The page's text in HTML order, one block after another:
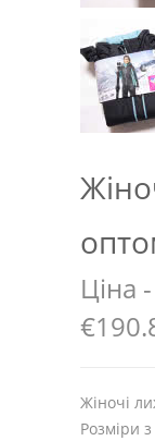
Ціна -
Жіночі
Розміри